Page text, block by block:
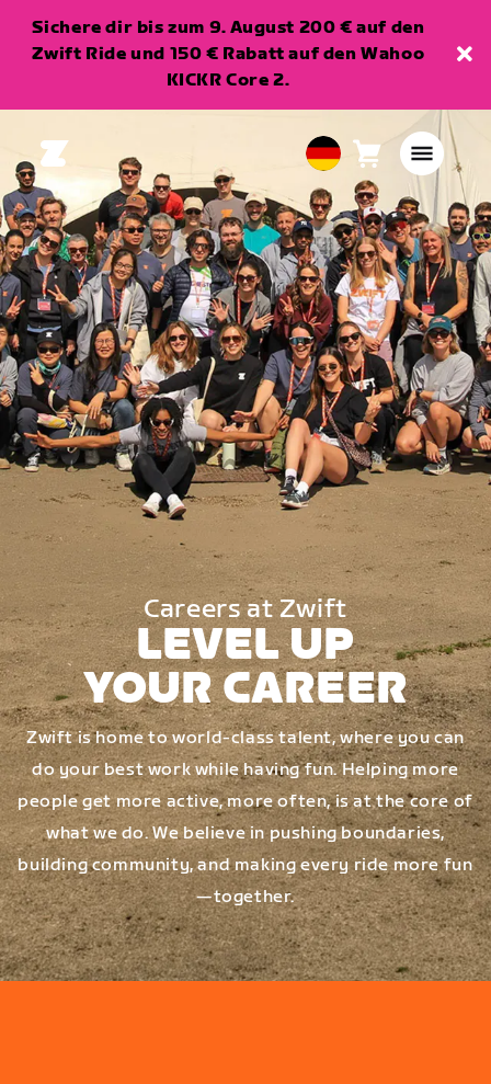
Sichere dir bis zum 9. August 200 € auf den
Zwift Ride und 150 € Rabatt auf den Wahoo
KICKR Core 2.
European
Union
Deutsch
Warenkorb
Artikel
Careers at Zwift
LEVEL UP
YOUR CAREER
Zwift is home to world-class talent, where you can
do your best work while having fun. Helping more
people get more active, more often, is at the core of
what we do. We believe in pushing boundaries,
building community, and making every ride more fun
—together.